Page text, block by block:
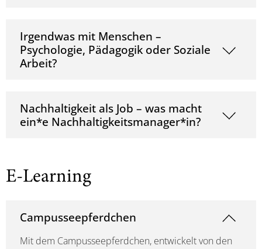
Irgendwas mit Menschen –
Psychologie, Pädagogik oder Soziale
Arbeit?
Nachhaltigkeit als Job – was macht
ein*e Nachhaltigkeitsmanager*in?
E-Learning
Campusseepferdchen
Mit dem Campusseepferdchen, entwickelt von den